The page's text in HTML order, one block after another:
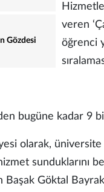
Gözdesi
veren
öğrenci
bugüne kadar 9
olarak, üniversite
sunduklarını
Başak Göktal